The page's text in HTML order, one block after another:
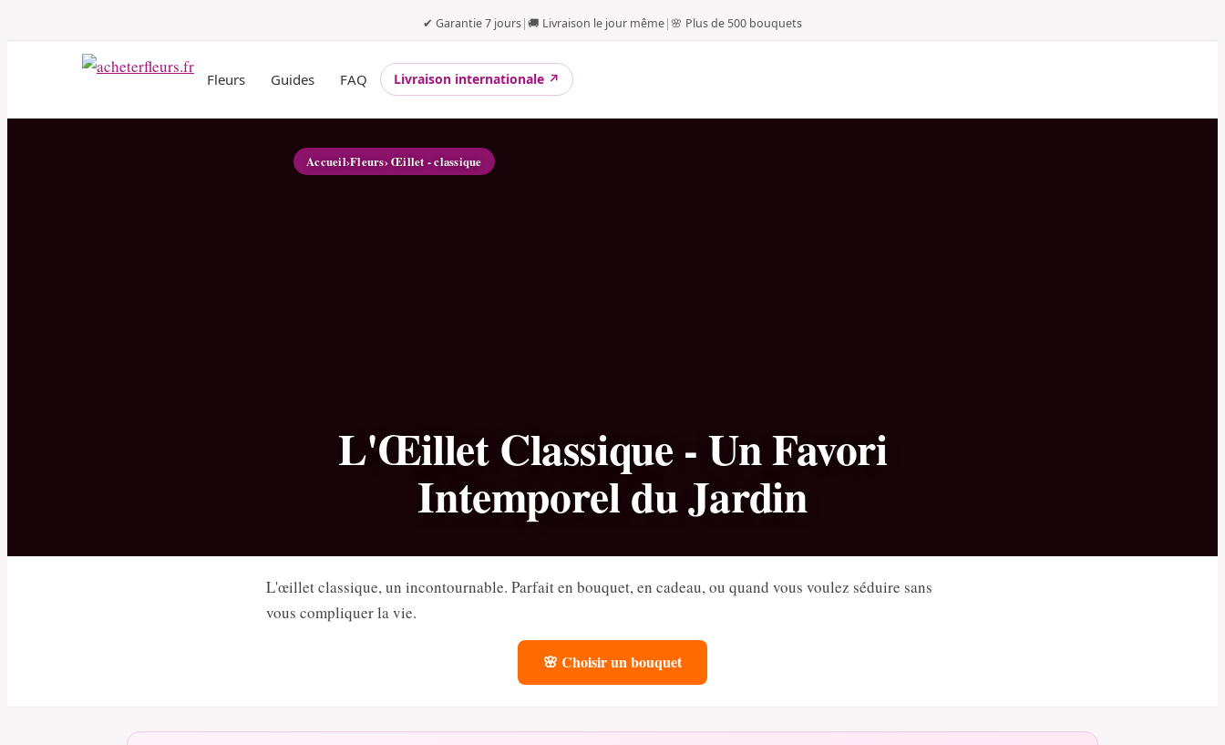
✔ Garantie 7 jours|🚚 Livraison le jour même|🌸 Plus de 500 bouquets
Fleurs Guides FAQ Livraison internationale ↗
Accueil›Fleurs› Œillet - classique
L'Œillet Classique - Un Favori
Intemporel du Jardin
L'œillet classique, un incontournable. Parfait en bouquet, en cadeau, ou quand vous voulez séduire sans
vous compliquer la vie.
🌸 Choisir un bouquet